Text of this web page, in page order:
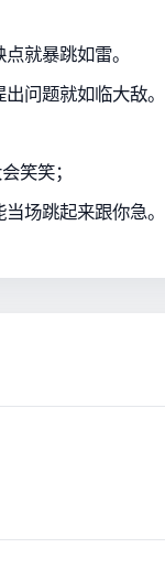
就暴跳如雷。
问题就如临大敌。
笑笑；
场跳起来跟你急。